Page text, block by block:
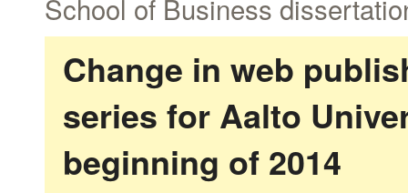
School of Business
Change in web
series for Aalto
beginning of 2014